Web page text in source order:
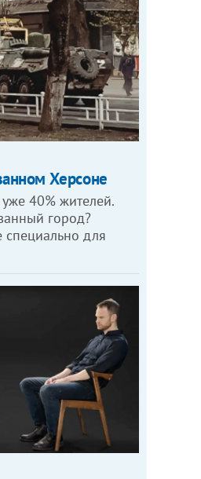
Херсоне
40% жителей.
город?
специально для